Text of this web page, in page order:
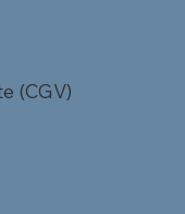
(CGV)